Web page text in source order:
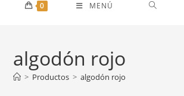
0 MENÚ
algodón rojo
> Productos > algodón rojo